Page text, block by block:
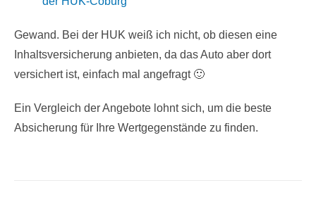
Gewand. Bei der HUK weiß ich nicht, ob diesen eine
Inhaltsversicherung anbieten, da das Auto aber dort
versichert ist, einfach mal angefragt 🙂
Ein Vergleich der Angebote lohnt sich, um die beste
Absicherung für Ihre Wertgegenstände zu finden.